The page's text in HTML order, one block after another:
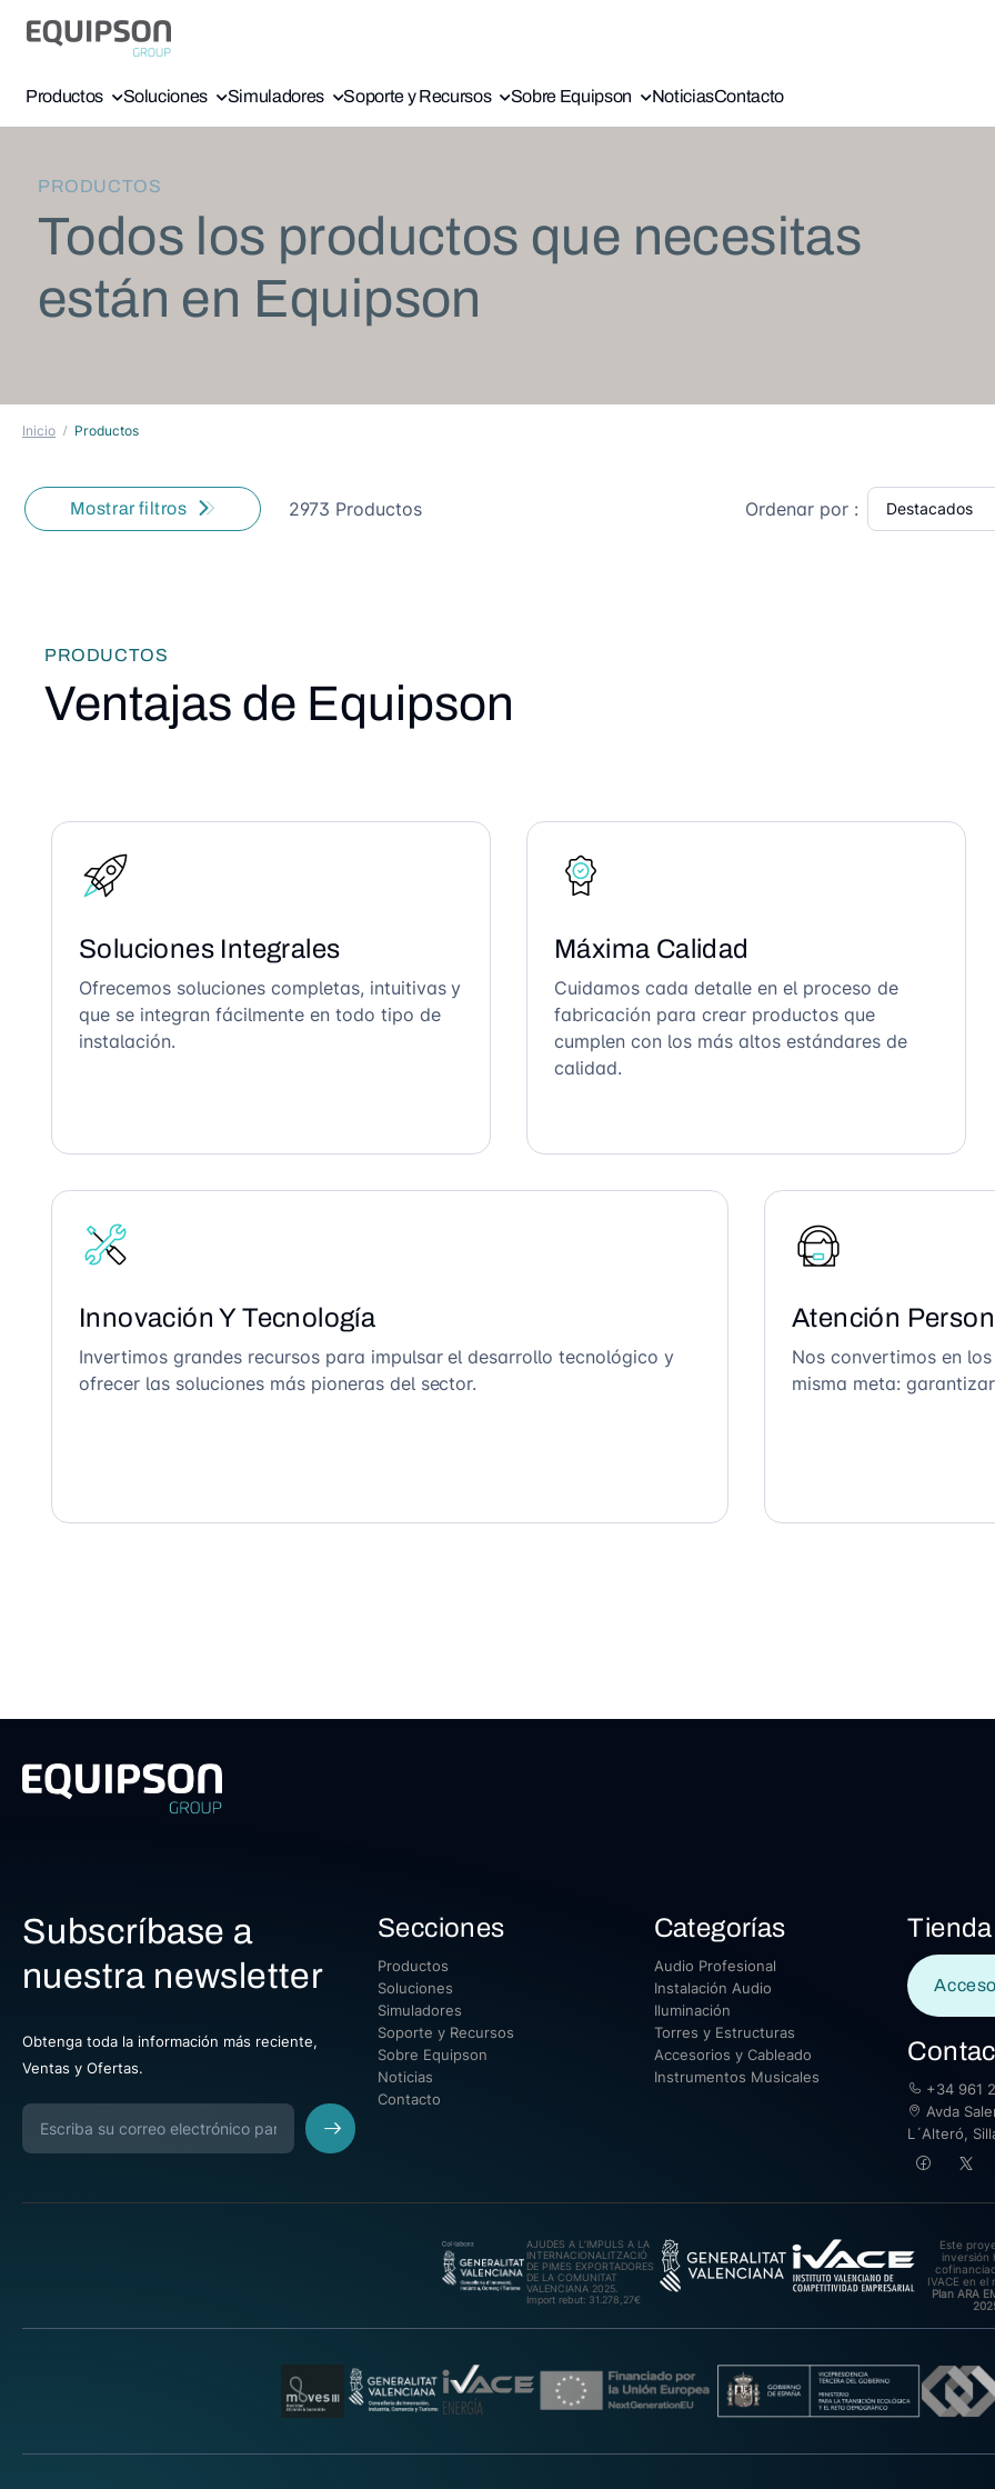
Productos Soluciones Simuladores Soporte y Recursos Sobre Equipson NoticiasContacto
PRODUCTOS
Todos los productos que necesitas
están en Equipson
Inicio Productos
Mostrar filtros 2973 Productos Ordenar por :
PRODUCTOS
Ventajas de Equipson
Soluciones Integrales
Ofrecemos soluciones completas, intuitivas y
que se integran fácilmente en todo tipo de
instalación.
Máxima Calidad
Cuidamos cada detalle en el proceso de
fabricación para crear productos que
cumplen con los más altos estándares de
calidad.
Innovación Y Tecnología
Invertimos grandes recursos para impulsar el desarrollo tecnológico y
ofrecer las soluciones más pioneras del sector.
Atención
Nos convertimos en
misma meta:
Subscríbase a
nuestra newsletter
Obtenga toda la información más reciente,
Ventas y Ofertas.
Secciones
Productos
Soluciones
Simuladores
Soporte y Recursos
Sobre Equipson
Noticias
Contacto
Categorías
Audio Profesional
Instalación Audio
Iluminación
Torres y Estructuras
Accesorios y Cableado
Instrumentos Musicales
Tienda
+34 961
Avda
L´Alteró,
AJUDES A L’IMPULS A LA
INTERNACIONALITZACIÓ
DE PIMES EXPORTADORES
DE LA COMUNITAT
VALENCIANA 2025.
Import rebut: 31.278,27€
Este
inversión
IVACE en el
Plan ARA